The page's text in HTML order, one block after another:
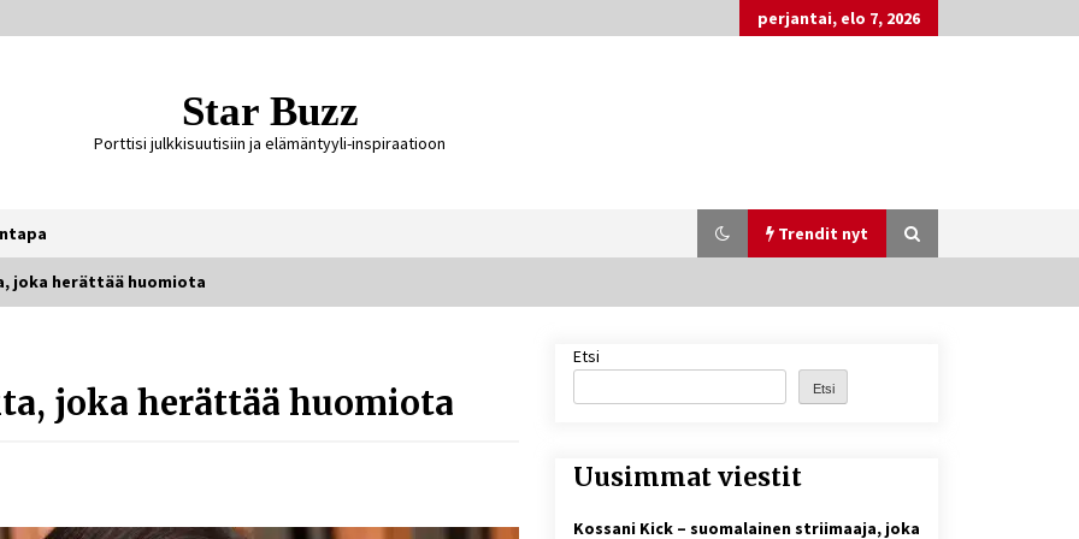
perjantai, elo 7, 2026
Star Buzz
Porttisi julkkisuutisiin ja elämäntyyli-inspiraatioon
Trendit nyt
tiedetään?
4 päivää sitten
Matti Koivisto toimittaja ikä – mitä
Ylen politiikan toimittajasta
tiedetään?
1 viikko sitten
Näin pikakasinot nopeuttavat
maksuteknologian avulla
joka herättää huomiota
joka herättää huomiota
Etsi
Etsi
Uusimmat viestit
Kossani Kick – suomalainen striimaaja, joka